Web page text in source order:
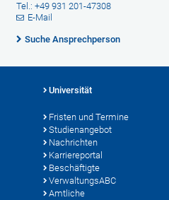
Tel.: +49 931 201-47308
E-Mail
Suche Ansprechperson
Universität
Fristen und Termine
Studienangebot
Nachrichten
Karriereportal
Beschäftigte
VerwaltungsABC
Amtliche